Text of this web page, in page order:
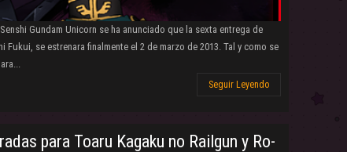
Gundam Unicorn se ha anunciado que la sexta entrega de
se estrenara finalmente el 2 de marzo de 2013. Tal y como se
Seguir Leyendo
para Toaru Kagaku no Railgun y Ro-